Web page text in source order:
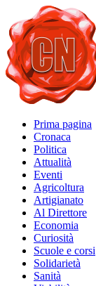
Prima pagina
Cronaca
Politica
Attualità
Eventi
Agricoltura
Artigianato
Al Direttore
Economia
Curiosità
Scuole e corsi
Solidarietà
Sanità